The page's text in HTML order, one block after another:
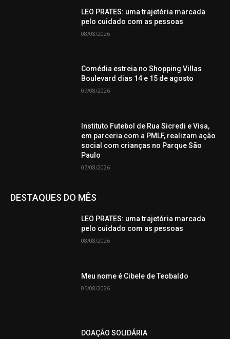
LEO PRATES: uma trajetória marcada
pelo cuidado com as pessoas
08/08/2026
Comédia estreia no Shopping Villas
Boulevard dias 14 e 15 de agosto
07/08/2026
Instituto Futebol de Rua Sicredi e Visa,
em parceria com a PMLF, realizam ação
social com crianças no Parque São
Paulo
07/08/2026
DESTAQUES DO MÊS
LEO PRATES: uma trajetória marcada
pelo cuidado com as pessoas
08/08/2026
Meu nome é Cibele de Teobaldo
05/08/2026
DOAÇÃO SOLIDÁRIA